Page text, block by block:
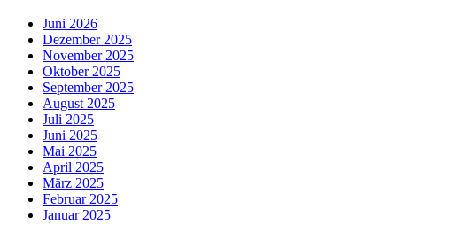
Juni 2026
Dezember 2025
November 2025
Oktober 2025
September 2025
August 2025
Juli 2025
Juni 2025
Mai 2025
April 2025
März 2025
Februar 2025
Januar 2025